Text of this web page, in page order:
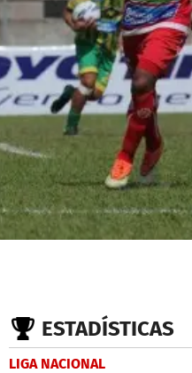
ESTADÍSTICAS
LIGA NACIONAL